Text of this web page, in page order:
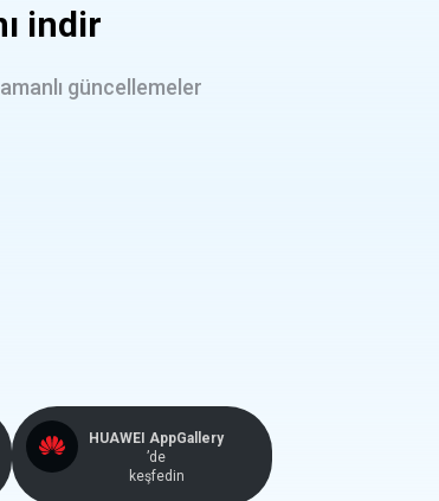
indir
güncellemeler
HUAWEI AppGallery
’de
keşfedin